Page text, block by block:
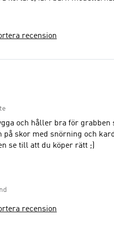
recension
och håller bra för
skor med snörning och
se till att du köper rätt ;)
recension